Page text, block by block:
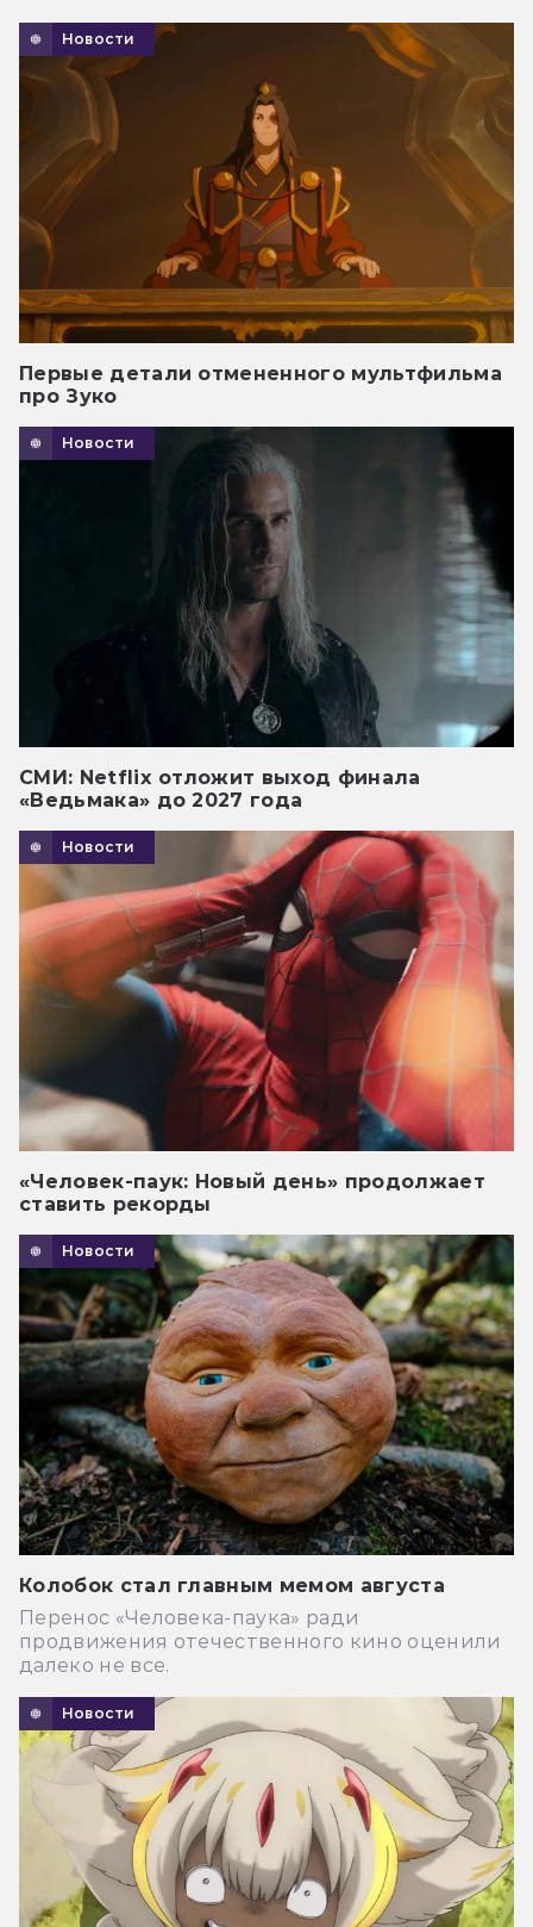
Новости
Первые детали отмененного мультфильма
про Зуко
Новости
СМИ: Netflix отложит выход финала
«Ведьмака» до 2027 года
Новости
«Человек-паук: Новый день» продолжает
ставить рекорды
Новости
Колобок стал главным мемом августа
Перенос «Человека-паука» ради
продвижения отечественного кино оценили
далеко не все.
Новости